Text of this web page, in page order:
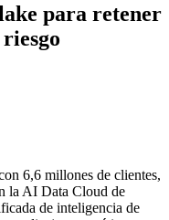
para retener
6,6 millones de clientes,
la AI Data Cloud de
de inteligencia de